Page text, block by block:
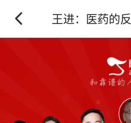
王进：医药的